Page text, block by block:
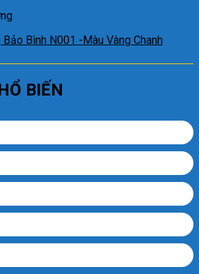
Bình N001 -Màu Vàng Chanh
BIẾN